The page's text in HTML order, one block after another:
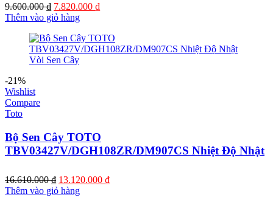
9.600.000₫ Giá
gốc
9.600.000 ₫.
7.820.000 ₫Giá
là:
7.820.000 ₫.
Thêm vào giỏ hàng
-21%
Wishlist
Compare
Toto
Bộ Sen Cây TOTO
TBV03427V/DGH108ZR/DM907CS Nhiệt Độ Nhật
16.610.000₫ Giá
gốc
13.120.000 ₫Giá
Thêm vào giỏ hàng